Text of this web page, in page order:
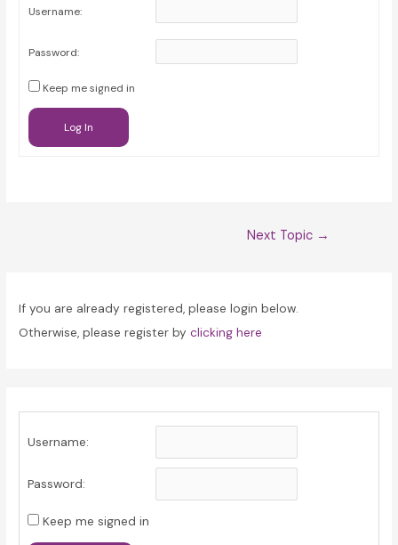
Username:
Password:
Keep me signed in
Log In
Next Topic →
If you are already registered, please login below.
Otherwise, please register byclicking here
Username:
Password:
Keep me signed in